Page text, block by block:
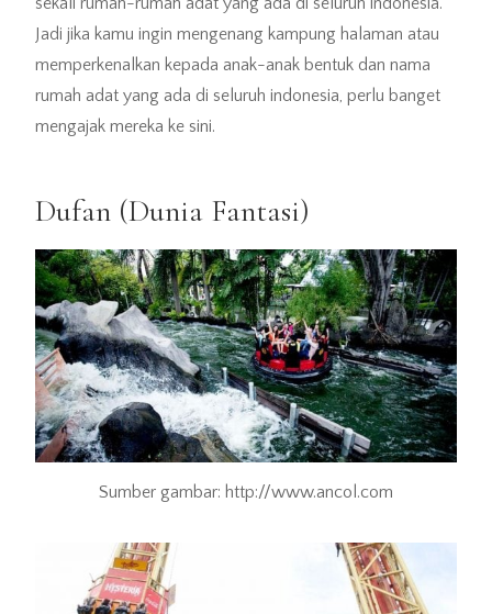
Jadi jika kamu ingin mengenang kampung halaman atau
memperkenalkan kepada anak-anak bentuk dan nama
rumah adat yang ada di seluruh indonesia, perlu banget
mengajak mereka ke sini.
Dufan (Dunia Fantasi)
Sumber gambar: http://www.ancol.com